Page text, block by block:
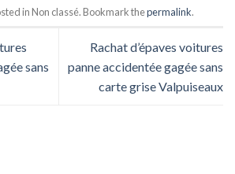
in Non classé. Bookmark thepermalink.
sans
Rachat d’épaves voitures
panne accidentée gagée sans
carte grise Valpuiseaux